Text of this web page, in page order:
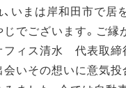
いまは岸和田市で居
でございます。ご縁
フィス清水 代表取
いその想いに意気投